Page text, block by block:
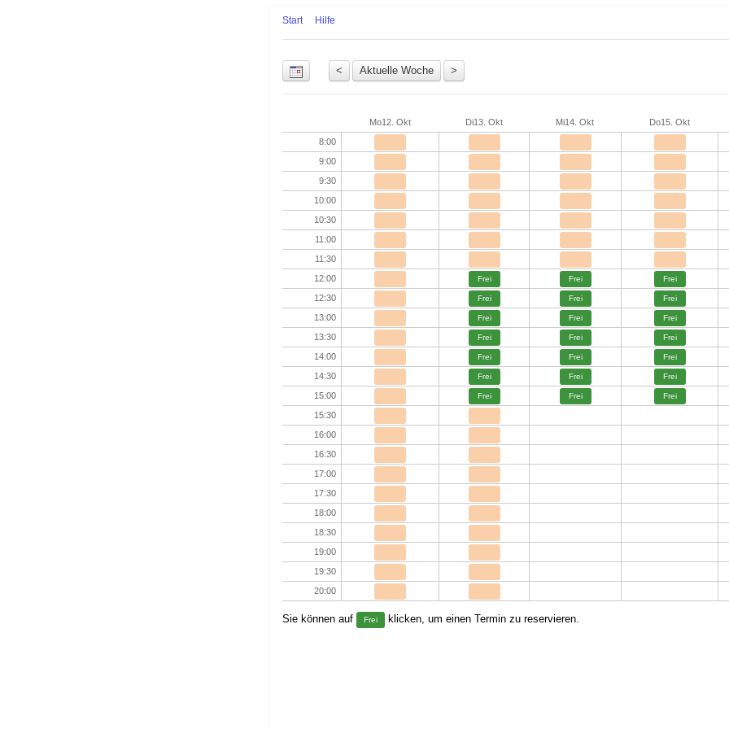
Start Hilfe
Mo12. Okt Di13. Okt Mi14. Okt Do15. Okt
8:00
9:00
9:30
10:00
10:30
11:00
11:30
12:00
Frei Frei Frei
12:30 Frei Frei Frei
13:00 Frei Frei Frei
13:30 Frei Frei Frei
14:00 Frei Frei Frei
14:30 Frei Frei Frei
15:00 Frei Frei Frei
15:30
16:00
16:30
17:00
17:30
18:00
18:30
19:00
19:30
20:00
Sie können auf Frei klicken, um einen Termin zu reservieren.